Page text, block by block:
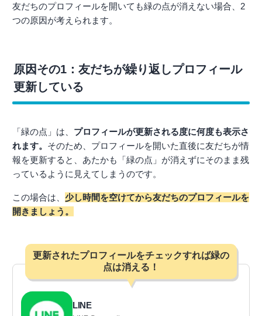
友だちのプロフィールを開いても緑の点が消えない場合、2
つの原因が考えられます。
原因その1：友だちが繰り返しプロフィール
更新している
「緑の点」は、 プロフィールが更新される度に何度も表示さ
れます。 そのため、プロフィールを開いた直後に友だちが情
報を更新すると、あたかも「緑の点」が消えずにそのまま残
っているように見えてしまうのです。
この場合は、 少し時間を空けてから友だちのプロフィールを
開きましょう。
更新されたプロフィールをチェックすれば緑の
点は消える！
LINE